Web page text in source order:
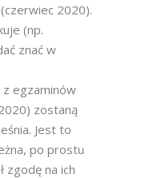
2020).
(np.
znać w
egzaminów
zostaną
Jest to
po prostu
zgodę na ich